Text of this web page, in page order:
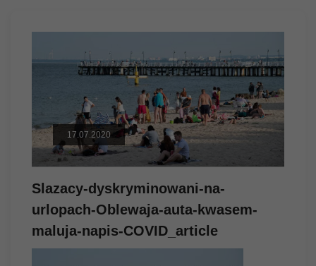
17.07.2020
Slazacy-dyskryminowani-na-
urlopach-Oblewaja-auta-kwasem-
maluja-napis-COVID_article